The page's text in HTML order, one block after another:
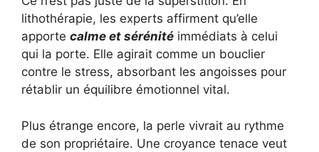
lithothérapie, les experts affirment qu’elle
apporte calme et sérénité immédiats à celui
qui la porte. Elle agirait comme un bouclier
contre le stress, absorbant les angoisses pour
rétablir un équilibre émotionnel vital.
Plus étrange encore, la perle vivrait au rythme
de son propriétaire. Une croyance tenace veut